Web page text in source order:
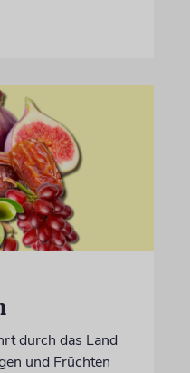
durch das Land
und Früchten